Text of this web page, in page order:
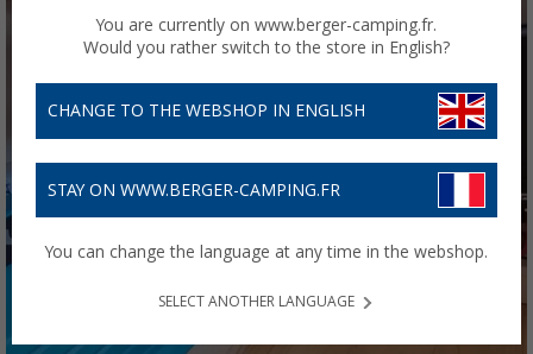
You are currently on www.berger-camping.fr.
Would you rather switch to the store in English?
CHANGE TO THE WEBSHOP IN ENGLISH
STAY ON WWW.BERGER-CAMPING.FR
You can change the language at any time in the webshop.
SELECT ANOTHER LANGUAGE